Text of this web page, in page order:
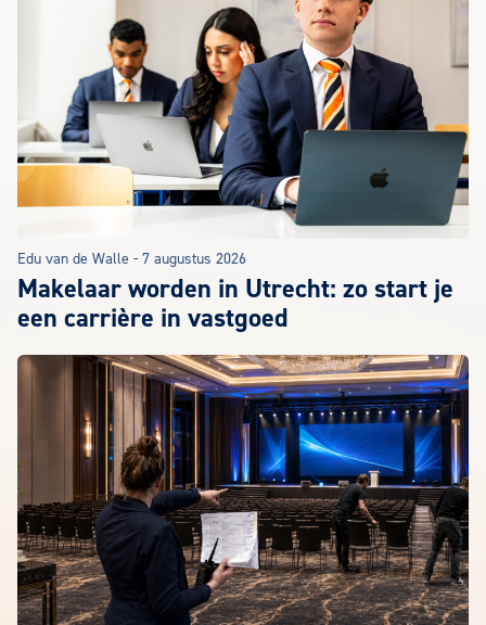
Edu van de Walle - 7 augustus 2026
Makelaar worden in Utrecht: zo start je
een carrière in vastgoed